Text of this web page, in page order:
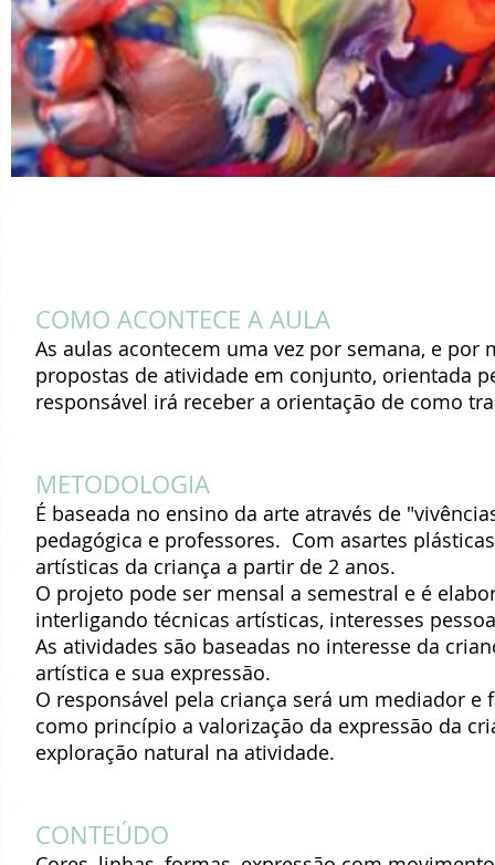
COMO ACONTECE A AULA
As aulas acontecem uma vez por semana, e por
propostas de atividade em conjunto, orientada
responsável irá receber a orientação de como
METODOLOGIA
É baseada no ensino da arte através de
pedagógica e professores. Com asartes
artísticas da criança a partir de 2 anos.
O projeto pode ser mensal a semestral e é
interligando técnicas artísticas, interesses
As atividades são baseadas no interesse da
artística e sua expressão.
O responsável pela criança será um mediador
como princípio a valorização da expressão da
exploração natural na atividade.
CONTEÚDO